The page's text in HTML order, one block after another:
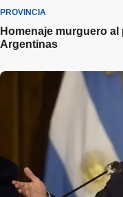
PROVINCIA
Homenaje murguero
Argentinas